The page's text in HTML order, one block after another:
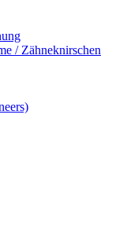
/ Zähneknirschen